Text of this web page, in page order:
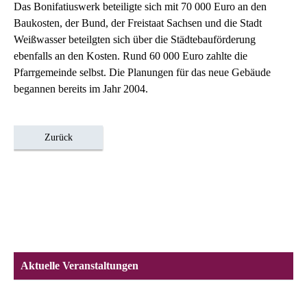
Das Bonifatiuswerk beteiligte sich mit 70 000 Euro an den
Baukosten, der Bund, der Freistaat Sachsen und die Stadt
Weißwasser beteilgten sich über die Städtebauförderung
ebenfalls an den Kosten. Rund 60 000 Euro zahlte die
Pfarrgemeinde selbst. Die Planungen für das neue Gebäude
begannen bereits im Jahr 2004.
Zurück
Aktuelle Veranstaltungen